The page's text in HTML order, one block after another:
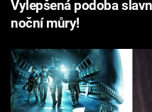
Vylepšená podoba
noční můry!